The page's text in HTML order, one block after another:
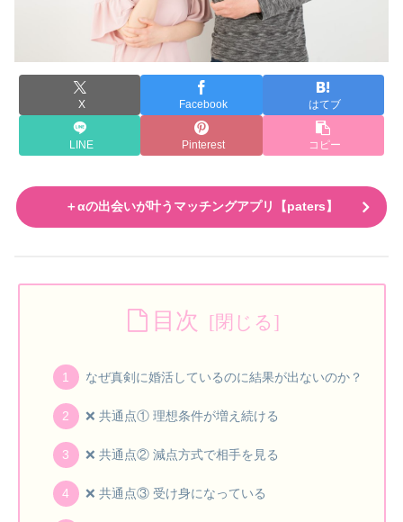
X Facebook はてブ
LINE Pinterest コピー
＋αの出会いが叶うマッチングアプリ【paters】
目次
なぜ真剣に婚活しているのに結果が出ないのか？
❌ 共通点① 理想条件が増え続ける
❌ 共通点② 減点方式で相手を見る
❌ 共通点③ 受け身になっている